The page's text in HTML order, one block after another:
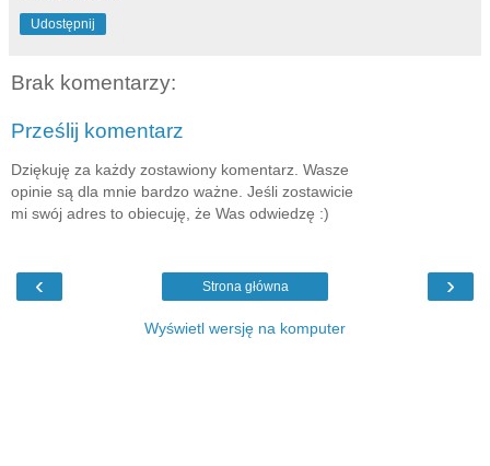
Udostępnij
Brak komentarzy:
Prześlij komentarz
Dziękuję za każdy zostawiony komentarz. Wasze
opinie są dla mnie bardzo ważne. Jeśli zostawicie
mi swój adres to obiecuję, że Was odwiedzę :)
‹ ›
Strona główna
Wyświetl wersję na komputer